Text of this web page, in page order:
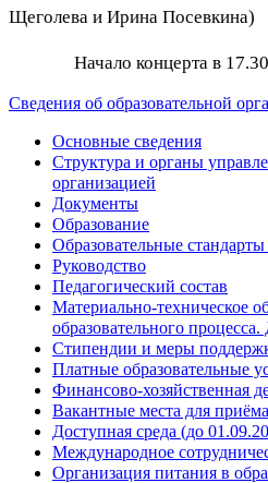
Щеголева и Ирина Посевкина)
Начало концерта в
Сведения об образовательной
Основные сведения
Структура и органы
организацией
Документы
Образование
Образовательные
Руководство
Педагогический состав
Материально-техническое
образовательного процесса.
Стипендии и меры
Платные образовательные
Финансово-хозяйственная
Вакантные места для
Доступная среда (до
Международное
Организация питания в